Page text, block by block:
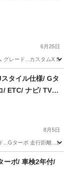
6月25日
グレード...カスタムX
タイル仕様/ Gタ
/ ETC/ ナビ/ TV/
8月5日
ターボ 走行距離
ーボ/ 車検2年付/